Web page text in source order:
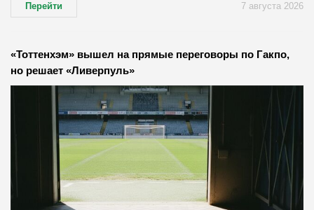
Перейти 7 августа 2026
«Тоттенхэм» вышел на прямые переговоры по Гакпо,
но решает «Ливерпуль»